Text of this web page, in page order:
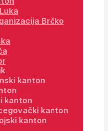
Brčko
kanton
kanton
kanton
kanton